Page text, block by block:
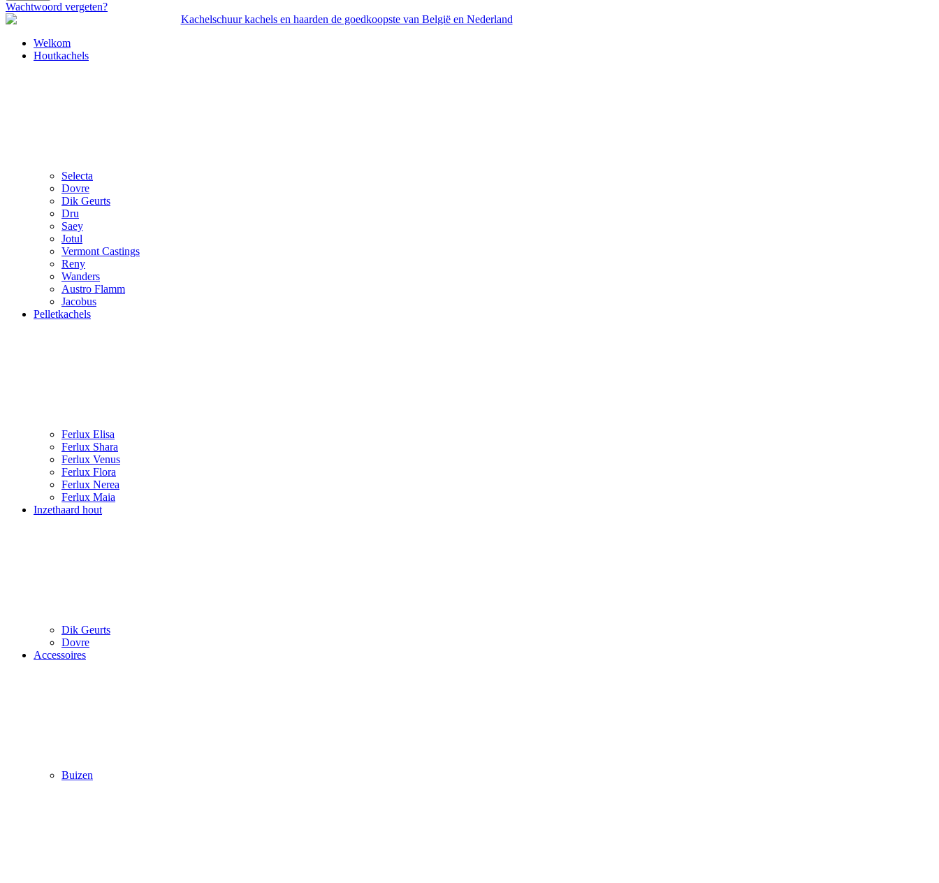
Wachtwoord vergeten?
Welkom
Houtkachels
Selecta
Dovre
Dik Geurts
Dru
Saey
Jotul
Vermont Castings
Reny
Wanders
Austro Flamm
Jacobus
Pelletkachels
Ferlux Elisa
Ferlux Shara
Ferlux Venus
Ferlux Flora
Ferlux Nerea
Ferlux Maia
Inzethaard hout
Dik Geurts
Dovre
Accessoires
Buizen